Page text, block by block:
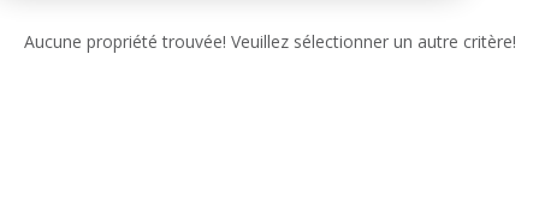
Aucune propriété trouvée! Veuillez sélectionner un autre critère!